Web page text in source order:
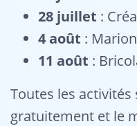
28 juillet :
4 août :
11 août :
Toutes les
gratuitement et le